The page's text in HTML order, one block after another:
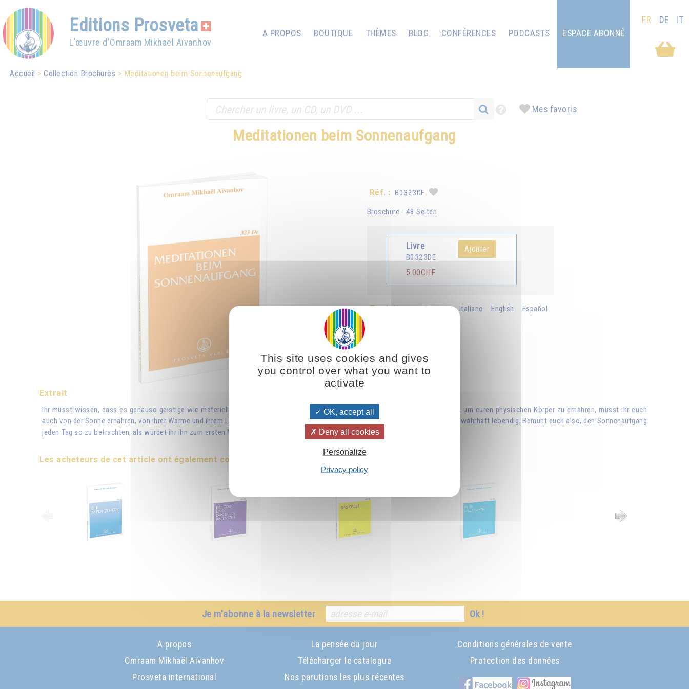
Editions Prosveta
L'œuvre d'Omraam Mikhaël Aïvanhov
A PROPOS BOUTIQUE THÈMES BLOG CONFÉRENCES PODCASTS ESPACE ABONNÉ
FR DE IT
Accueil Collection Brochures Meditationen beim Sonnenaufgang
Mes favoris
Meditationen beim Sonnenaufgang
Réf. : B0323DE
Broschüre - 48 Seiten
Livre
B0323DE
5.00CHF
Ajouter
Traduit en : Français Italiano English Español
Extrait
Ihr müsst wissen, dass es genauso geistige wie materielle Nahrung gibt. Genauso wie ihr jeden Tag Brot esst und Wasser trinkt, um euren physischen Körper zu ernähren, müsst ihr euch
auch von der Sonne ernähren, von ihrer Wärme und ihrem Licht, um eure spirituellen Körper zu ernähren. Auf diese Weise werdet ihr wahrhaft lebendig. Bemüht euch also, den Sonnenaufgang
jeden Tag so zu betrachten, als würdet ihr ihn zum ersten Mal sehen, und er wird euch immer neu erscheinen.
Les acheteurs de cet article ont également commandé :
Je m'abonne à la newsletter Ok !
A propos
Omraam Mikhaël Aïvanhov
Prosveta international
La pensée du jour
Télécharger le catalogue
Nos parutions les plus récentes
Conditions générales de vente
Protection des données
This site uses cookies and gives
you control over what you want to
activate
OK, accept all
Deny all cookies
Personalize
Privacy policy